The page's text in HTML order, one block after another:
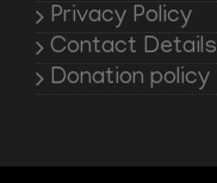
Privacy Policy
Contact Details
Donation policy